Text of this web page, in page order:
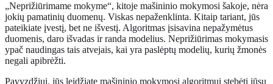
„Neprižiūrimame mokyme“, kitoje mašininio mokymosi šakoje, nėra
jokių pamatinių duomenų. Viskas nepaženklinta. Kitaip tariant, jūs
pateikiate įvestį, bet ne išvestį. Algoritmas įsisavina nepažymėtus
duomenis, daro išvadas ir randa modelius. Neprižiūrimas mokymasis
ypač naudingas tais atvejais, kai yra paslėptų modelių, kurių žmonės
negali apibrėžti.
Pavyzdžiui, jūs leidžiate mašininio mokymosi algoritmui stebėti jūsų